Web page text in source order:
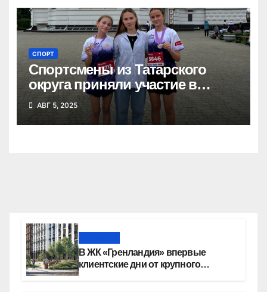
СПОРТ
Спортсмены из Татарского
округа приняли участие в
Сибирском марафоне
АВГ 5, 2025
В ЖК «Гренландия» впервые
клиентские дни от крупного